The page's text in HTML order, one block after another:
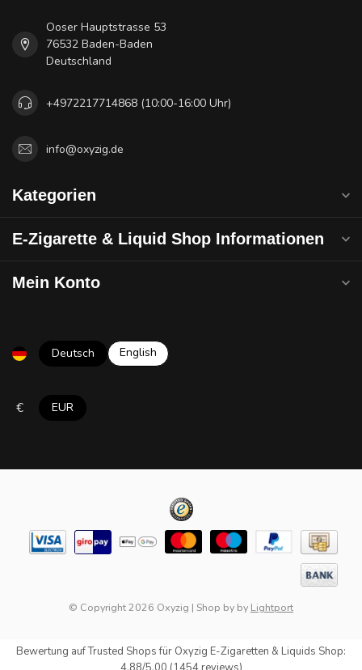
Ooser Hauptstrasse 53
76532 Baden-Baden
Deutschland
+4972217714868 (10:00-16:00 Uhr)
info@oxyzig.de
Kategorien
E-Zigarette & Liquid Shop Informationen
Mein Konto
Deutsch English
€ EUR
© Copyright 2026 Oxyzig | Shop by by Lightport
Bewertung aufTrusted Shopsfür Oxyzig E-Zigaretten & Liquids Shop: